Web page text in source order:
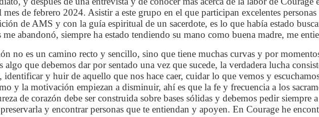
mes de febrero 2024. Asistir a este grupo en el que participan excelentes
de AMS y con la guía espiritual de un sacerdote, es lo que había estado
abandonó, siempre ha estado tendiendo su mano como buena madre, me
no es un camino recto y sencillo, sino que tiene muchas curvas y por
que debemos dar por sentado una vez que sucede, la verdadera lucha
identificar y huir de aquello que nos hace caer, cuidar lo que vemos y
y la motivación empiezan a disminuir, ahí es que la fe y frecuencia a los
de corazón debe ser construida sobre bases sólidas y debemos pedir
y encontrar personas que te entiendan y apoyen. En Courage he